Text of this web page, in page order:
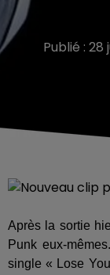
Publié : 28
Après la sortie
Punk eux-
single « Lose